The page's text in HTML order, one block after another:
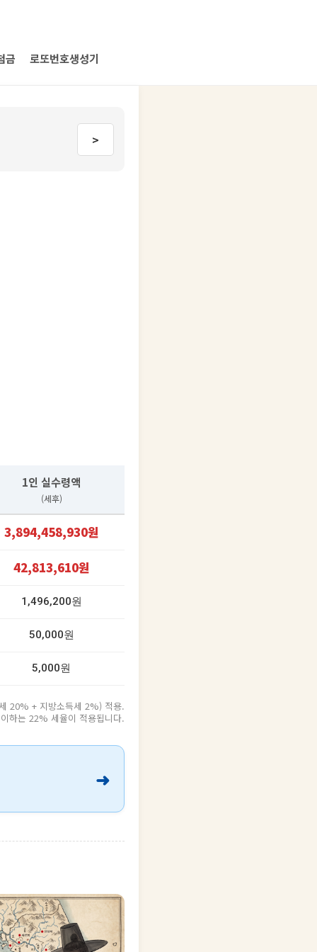
금 로또번호생성기
>
1인 실수령액
(세후)
3,894,458,930원
42,813,610원
1,496,200원
50,000원
5,000원
20% + 지방소득세 2%) 적용.
하는 22% 세율이 적용됩니다.
➜